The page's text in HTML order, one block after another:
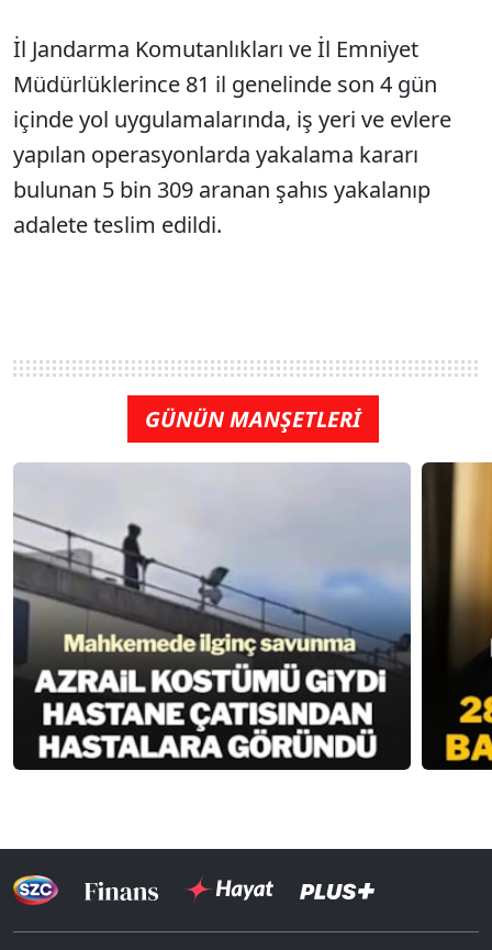
İl Jandarma Komutanlıkları ve İl Emniyet
Müdürlüklerince 81 il genelinde son 4 gün
içinde yol uygulamalarında, iş yeri ve evlere
yapılan operasyonlarda yakalama kararı
bulunan 5 bin 309 aranan şahıs yakalanıp
adalete teslim edildi.
GÜNÜN MANŞETLERİ